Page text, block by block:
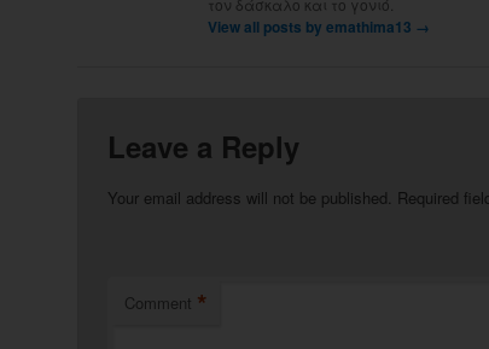
View all posts by emathima13 →
Leave a Reply
Your email address will not be published. Required
Comment *